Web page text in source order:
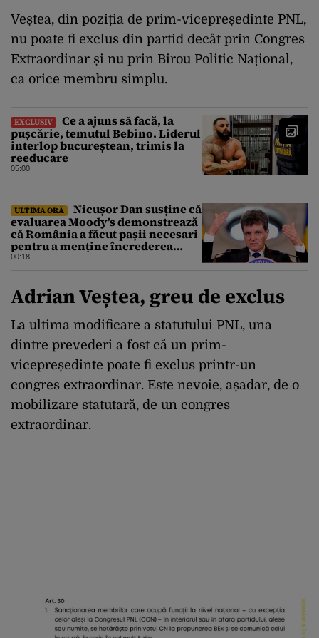
Veștea, din poziția de prim-vicepreședinte PNL,
nu poate fi exclus din partid decât prin Congres
Extraordinar și nu prin Birou Politic Național,
ca orice membru simplu.
EXCLUSIV
Ce a ajuns să facă, la
pușcărie, temutul Bebino. Liderul
interlop bucureștean, trimis la
reeducare
05:00
ULTIMA ORĂ
Nicușor Dan susține că
evaluarea Moody’s demonstrează
că România a făcut pașii necesari
pentru a menține încrederea
investitorilor: „Totuși,
00:18
Adrian Veștea, greu de exclus
La ultima modificare a statutului PNL, una
dintre prevederi a fost că un prim-
vicepreședinte poate fi exclus printr-un
congres extraordinar. Este nevoie, așadar, de o
mobilizare statutară, de un congres
extraordinar.